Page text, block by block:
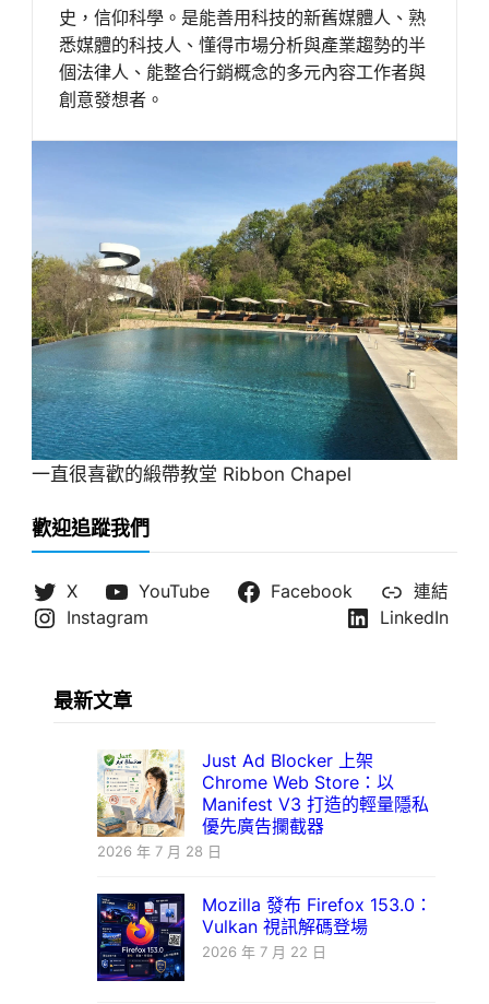
史，信仰科學。是能善用科技的新舊媒體人、熟
悉媒體的科技人、懂得市場分析與產業趨勢的半
個法律人、能整合行銷概念的多元內容工作者與
創意發想者。
一直很喜歡的緞帶教堂 Ribbon Chapel
歡迎追蹤我們
X YouTube Facebook
連結
Instagram
LinkedIn
最新文章
Just Ad Blocker 上架
Chrome Web Store：以
Manifest V3 打造的輕量隱私
優先廣告攔截器
2026 年 7 月 28 日
Mozilla 發布 Firefox 153.0：
Vulkan 視訊解碼登場
2026 年 7 月 22 日